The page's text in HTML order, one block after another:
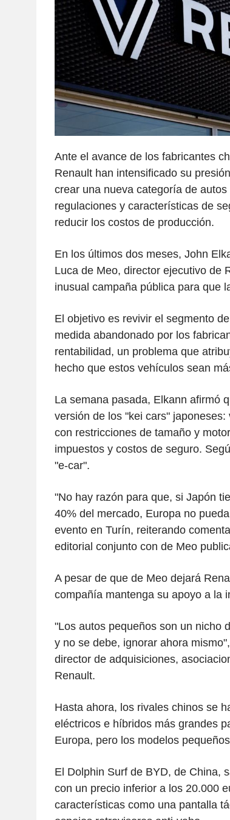
Ante el avance de los fabricantes
Renault han intensificado su
crear una nueva categoría de
regulaciones y características de
reducir los costos de producción.
En los últimos dos meses, John
Luca de Meo, director ejecutivo de
inusual campaña pública para que
El objetivo es revivir el segmento
medida abandonado por los
rentabilidad, un problema que
hecho que estos vehículos sean
La semana pasada, Elkann afirmó
versión de los "kei cars"
con restricciones de tamaño y
impuestos y costos de seguro.
"e-car".
"No hay razón para que, si Japón
40% del mercado, Europa no
evento en Turín, reiterando
editorial conjunto con de Meo
A pesar de que de Meo dejará
compañía mantenga su apoyo a la
"Los autos pequeños son un nicho
y no se debe, ignorar ahora
director de adquisiciones,
Renault.
Hasta ahora, los rivales chinos se
eléctricos e híbridos más grandes
Europa, pero los modelos
El Dolphin Surf de BYD, de China,
con un precio inferior a los 20.000
características como una pantalla